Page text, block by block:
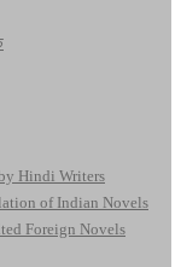
Hindi Writers
of Indian Novels
Foreign Novels